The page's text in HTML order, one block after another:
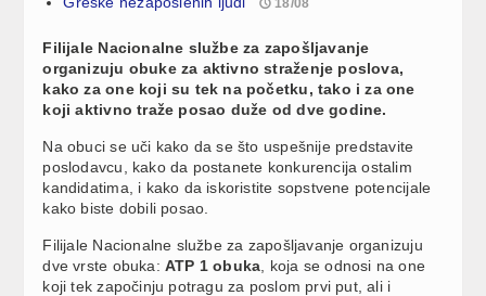
18/08
Filijale Nacionalne službe za zapošljavanje
organizuju obuke za aktivno straženje poslova,
kako za one koji su tek na početku, tako i za one
koji aktivno traže posao duže od dve godine.
Na obuci se uči kako da se što uspešnije predstavite
poslodavcu, kako da postanete konkurencija ostalim
kandidatima, i kako da iskoristite sopstvene potencijale
kako biste dobili posao.
Filijale Nacionalne službe za zapošljavanje organizuju
dve vrste obuka: ATP 1 obuka , koja se odnosi na one
koji tek započinju potragu za poslom prvi put, ali i